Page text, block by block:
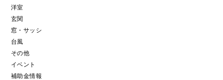
洋室
玄関
窓・サッシ
台風
その他
イベント
補助金情報